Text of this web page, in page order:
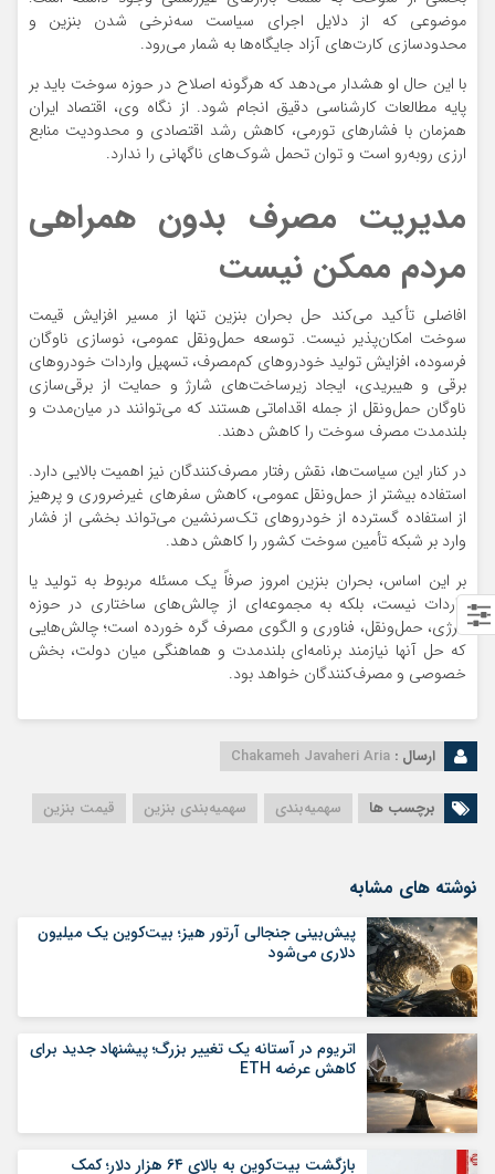
موضوعی که از دلایل اجرای سیاست سه‌نرخی شدن بنزین و
محدودسازی کارت‌های آزاد جایگاه‌ها به شمار می‌رود.
با این حال او هشدار می‌دهد که هرگونه اصلاح در حوزه سوخت باید بر
پایه مطالعات کارشناسی دقیق انجام شود. از نگاه وی، اقتصاد ایران
همزمان با فشارهای تورمی، کاهش رشد اقتصادی و محدودیت منابع
ارزی روبه‌رو است و توان تحمل شوک‌های ناگهانی را ندارد.
مدیریت مصرف بدون همراهی
مردم ممکن نیست
افاضلی تأکید می‌کند حل بحران بنزین تنها از مسیر افزایش قیمت
سوخت امکان‌پذیر نیست. توسعه حمل‌ونقل عمومی، نوسازی ناوگان
فرسوده، افزایش تولید خودروهای کم‌مصرف، تسهیل واردات خودروهای
برقی و هیبریدی، ایجاد زیرساخت‌های شارژ و حمایت از برقی‌سازی
ناوگان حمل‌ونقل از جمله اقداماتی هستند که می‌توانند در میان‌مدت و
بلندمدت مصرف سوخت را کاهش دهند.
در کنار این سیاست‌ها، نقش رفتار مصرف‌کنندگان نیز اهمیت بالایی دارد.
استفاده بیشتر از حمل‌ونقل عمومی، کاهش سفرهای غیرضروری و پرهیز
از استفاده گسترده از خودروهای تک‌سرنشین می‌تواند بخشی از فشار
وارد بر شبکه تأمین سوخت کشور را کاهش دهد.
بر این اساس، بحران بنزین امروز صرفاً یک مسئله مربوط به تولید یا
واردات نیست، بلکه به مجموعه‌ای از چالش‌های ساختاری در حوزه
انرژی، حمل‌ونقل، فناوری و الگوی مصرف گره خورده است؛ چالش‌هایی
که حل آنها نیازمند برنامه‌ای بلندمدت و هماهنگی میان دولت، بخش
خصوصی و مصرف‌کنندگان خواهد بود.
ارسال : Chakameh Javaheri Aria
برچسب ها سهمیه‌بندی سهمیه‌بندی بنزین قیمت بنزین
نوشته های مشابه
پیش‌بینی جنجالی آرتور هیز؛ بیت‌کوین یک میلیون
دلاری می‌شود
اتریوم در آستانه یک تغییر بزرگ؛ پیشنهاد جدید برای
کاهش عرضه ETH
بازگشت بیت‌کوین به بالای ۶۴ هزار دلار؛ کمک